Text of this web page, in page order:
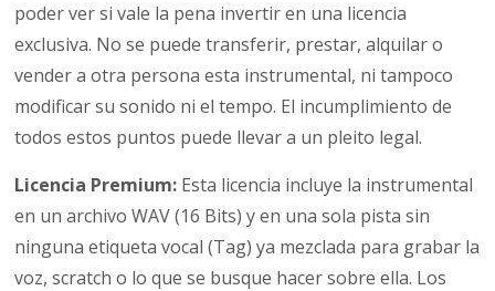
poder ver si vale la pena invertir en una licencia
exclusiva. No se puede transferir, prestar, alquilar o
vender a otra persona esta instrumental, ni tampoco
modificar su sonido ni el tempo. El incumplimiento de
todos estos puntos puede llevar a un pleito legal.
Licencia Premium: Esta licencia incluye la instrumental
en un archivo WAV (16 Bits) y en una sola pista sin
ninguna etiqueta vocal (Tag) ya mezclada para grabar la
voz, scratch o lo que se busque hacer sobre ella. Los